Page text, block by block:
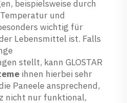
beispielsweise durch
und
wichtig für
Lebensmittel ist. Falls
stellt, kann GLOSTAR
ihnen hierbei sehr
Paneele ansprechend,
nicht nur funktional,